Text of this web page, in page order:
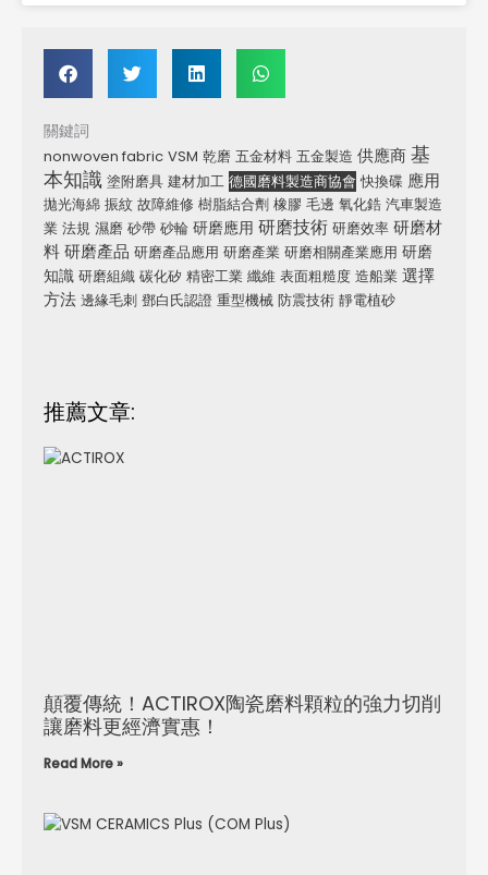
關鍵詞
nonwoven fabric VSM 乾磨 五金材料 五金製造 供應商 基
本知識 塗附磨具 建材加工 德國磨料製造商協會 快換碟 應用
拋光海綿 振紋 故障維修 樹脂結合劑 橡膠 毛邊 氧化鋯 汽車製造
業 法規 濕磨 砂帶 砂輪 研磨應用 研磨技術 研磨效率 研磨材
料 研磨產品 研磨產品應用 研磨產業 研磨相關產業應用 研磨
知識 研磨組織 碳化矽 精密工業 纖維 表面粗糙度 造船業 選擇
方法 邊緣毛刺 鄧白氏認證 重型機械 防震技術 靜電植砂
推薦文章:
顛覆傳統！ACTIROX陶瓷磨料顆粒的強力切削
讓磨料更經濟實惠！
Read More »